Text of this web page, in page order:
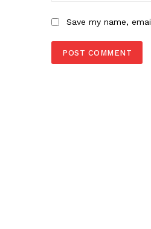
Save my name,